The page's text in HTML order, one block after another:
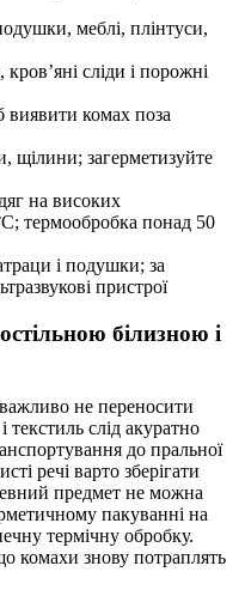
меблі, плінтуси,
сліди і порожні
виявити комах поза
щілини; загерметизуйте
на високих
термообробка понад 50
і подушки; за
пристрої
білизною і
не переносити
текстиль слід акуратно
до пральної
речі варто зберігати
предмет не можна
пакуванні на
термічну обробку.
комахи знову потраплять